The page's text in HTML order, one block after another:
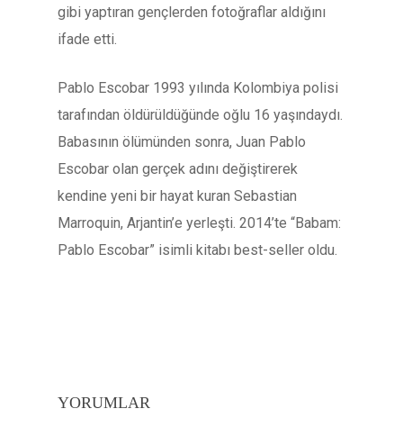
gibi yaptıran gençlerden fotoğraflar aldığını
ifade etti.
Pablo Escobar 1993 yılında Kolombiya polisi
tarafından öldürüldüğünde oğlu 16 yaşındaydı.
Babasının ölümünden sonra, Juan Pablo
Escobar olan gerçek adını değiştirerek
kendine yeni bir hayat kuran Sebastian
Marroquin, Arjantin’e yerleşti. 2014’te “Babam:
Pablo Escobar” isimli kitabı best-seller oldu.
YORUMLAR